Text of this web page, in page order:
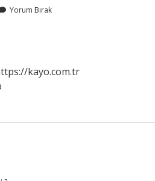
Yorum Bırak
kayo.com.tr